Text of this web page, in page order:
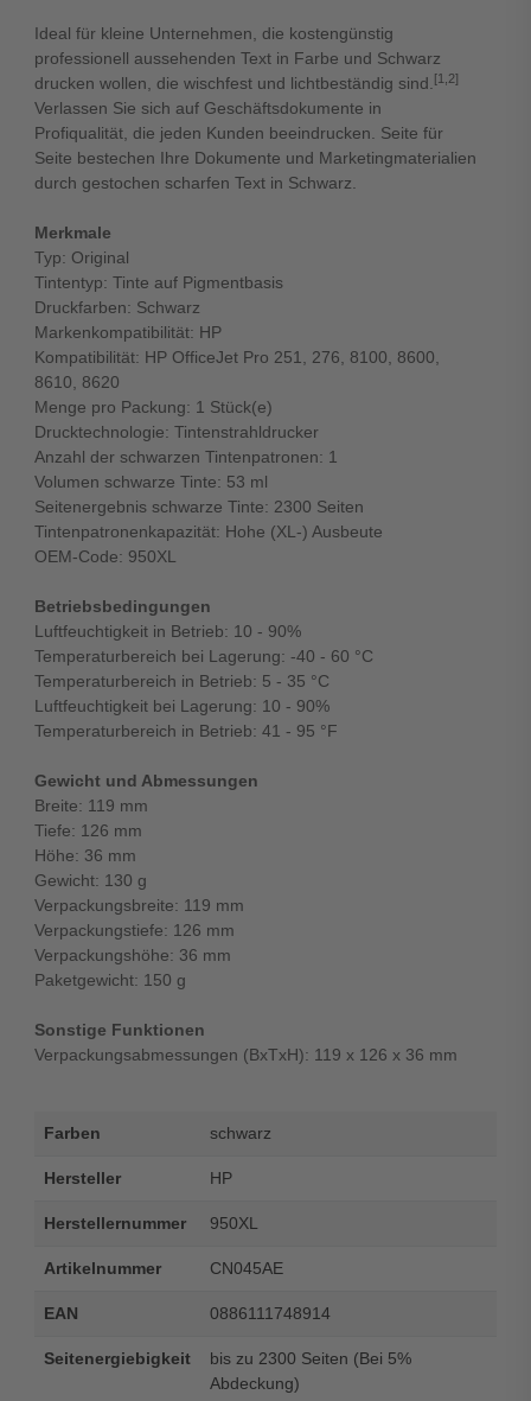
Ideal für kleine Unternehmen, die kostengünstig
professionell aussehenden Text in Farbe und Schwarz
drucken wollen, die wischfest und lichtbeständig sind.[1,2]
Verlassen Sie sich auf Geschäftsdokumente in
Profiqualität, die jeden Kunden beeindrucken. Seite für
Seite bestechen Ihre Dokumente und Marketingmaterialien
durch gestochen scharfen Text in Schwarz.
Merkmale
Typ: Original
Tintentyp: Tinte auf Pigmentbasis
Druckfarben: Schwarz
Markenkompatibilität: HP
Kompatibilität: HP OfficeJet Pro 251, 276, 8100, 8600,
8610, 8620
Menge pro Packung: 1 Stück(e)
Drucktechnologie: Tintenstrahldrucker
Anzahl der schwarzen Tintenpatronen: 1
Volumen schwarze Tinte: 53 ml
Seitenergebnis schwarze Tinte: 2300 Seiten
Tintenpatronenkapazität: Hohe (XL-) Ausbeute
OEM-Code: 950XL
Betriebsbedingungen
Luftfeuchtigkeit in Betrieb: 10 - 90%
Temperaturbereich bei Lagerung: -40 - 60 °C
Temperaturbereich in Betrieb: 5 - 35 °C
Luftfeuchtigkeit bei Lagerung: 10 - 90%
Temperaturbereich in Betrieb: 41 - 95 °F
Gewicht und Abmessungen
Breite: 119 mm
Tiefe: 126 mm
Höhe: 36 mm
Gewicht: 130 g
Verpackungsbreite: 119 mm
Verpackungstiefe: 126 mm
Verpackungshöhe: 36 mm
Paketgewicht: 150 g
Sonstige Funktionen
Verpackungsabmessungen (BxTxH): 119 x 126 x 36 mm
Farben schwarz
Hersteller HP
Herstellernummer 950XL
Artikelnummer CN045AE
EAN 0886111748914
Seitenergiebigkeit
bis zu 2300 Seiten (Bei 5%
Abdeckung)